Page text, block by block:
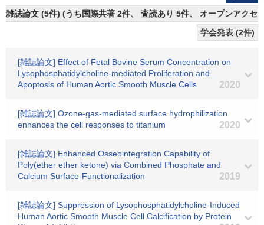
雑誌論文 (5件) (うち国際共著 2件、 査読あり 5件、 オープンアクセ
学会発表 (2件)
[雑誌論文] Effect of Fetal Bovine Serum Concentration on
Lysophosphatidylcholine-mediated Proliferation and
Apoptosis of Human Aortic Smooth Muscle Cells
2020
[雑誌論文] Ozone-gas-mediated surface hydrophilization
enhances the cell responses to titanium
2020
[雑誌論文] Enhanced Osseointegration Capability of
Poly(ether ether ketone) via Combined Phosphate and
Calcium Surface-Functionalization
2019
[雑誌論文] Suppression of Lysophosphatidylcholine‐Induced
Human Aortic Smooth Muscle Cell Calcification by Protein